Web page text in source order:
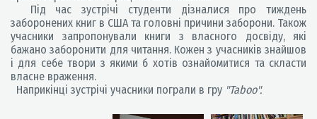
Під час зустрічі студенти дізналися про тиждень
заборонених книг в США та головні причини заборони. Також
учасники запропонували книги з власного досвіду, які
бажано заборонити для читання. Кожен з учасників знайшов
і для себе твори з якими б хотів ознайомитися та скласти
власне враження.
Наприкінці зустрічі учасники пограли в гру "Taboo".